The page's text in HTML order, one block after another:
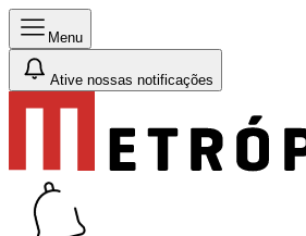
Menu
Ative nossas notificações